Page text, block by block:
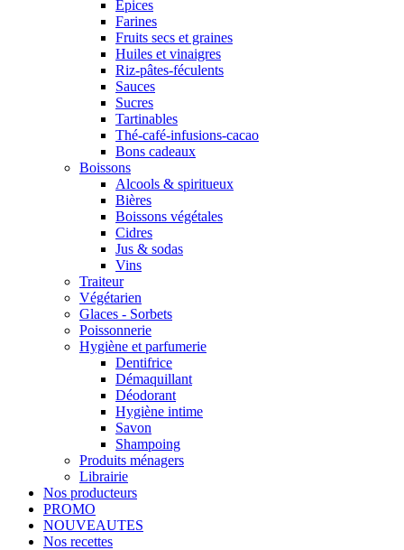
Epices
Farines
Fruits secs et graines
Huiles et vinaigres
Riz-pâtes-féculents
Sauces
Sucres
Tartinables
Thé-café-infusions-cacao
Bons cadeaux
Boissons
Alcools & spiritueux
Bières
Boissons végétales
Cidres
Jus & sodas
Vins
Traiteur
Végétarien
Glaces - Sorbets
Poissonnerie
Hygiène et parfumerie
Dentifrice
Démaquillant
Déodorant
Hygiène intime
Savon
Shampoing
Produits ménagers
Librairie
Nos producteurs
PROMO
NOUVEAUTES
Nos recettes